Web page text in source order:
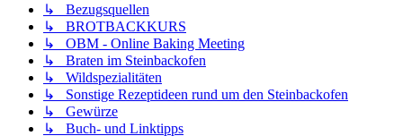
↳ Bezugsquellen
↳ BROTBACKKURS
↳ OBM - Online Baking Meeting
↳ Braten im Steinbackofen
↳ Wildspezialitäten
↳ Sonstige Rezeptideen rund um den Steinbackofen
↳ Gewürze
↳ Buch- und Linktipps